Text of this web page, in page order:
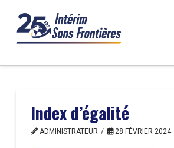
Index d’égalité
ADMINISTRATEUR 28 FÉVRIER 2024